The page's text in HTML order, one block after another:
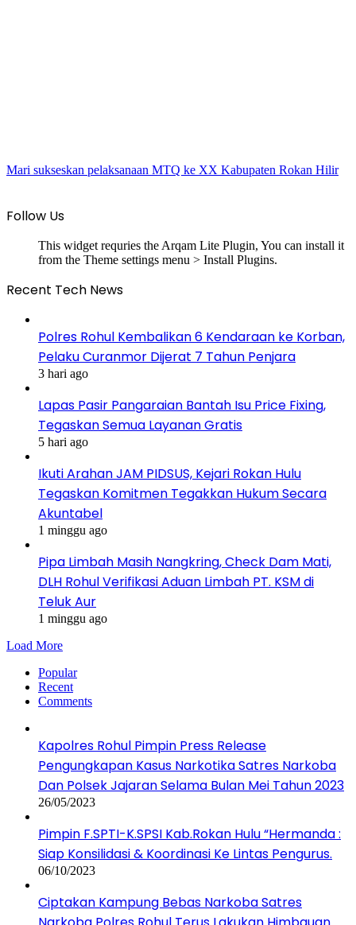
Mari sukseskan pelaksanaan MTQ ke XX Kabupaten Rokan Hilir
Follow Us
This widget requries the Arqam Lite Plugin, You can install it
from the Theme settings menu > Install Plugins.
Recent Tech News
Polres Rohul Kembalikan 6 Kendaraan ke Korban,
Pelaku Curanmor Dijerat 7 Tahun Penjara
3 hari ago
Lapas Pasir Pangaraian Bantah Isu Price Fixing,
Tegaskan Semua Layanan Gratis
5 hari ago
Ikuti Arahan JAM PIDSUS, Kejari Rokan Hulu
Tegaskan Komitmen Tegakkan Hukum Secara
Akuntabel
1 minggu ago
Pipa Limbah Masih Nangkring, Check Dam Mati,
DLH Rohul Verifikasi Aduan Limbah PT. KSM di
Teluk Aur
1 minggu ago
Load More
Popular
Recent
Comments
Kapolres Rohul Pimpin Press Release
Pengungkapan Kasus Narkotika Satres Narkoba
Dan Polsek Jajaran Selama Bulan Mei Tahun 2023
26/05/2023
Pimpin F.SPTI-K.SPSI Kab.Rokan Hulu “Hermanda :
Siap Konsilidasi & Koordinasi Ke Lintas Pengurus.
06/10/2023
Ciptakan Kampung Bebas Narkoba Satres